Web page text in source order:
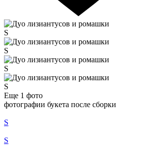
S
S
S
S
Еще 1 фото
фотографии букета после сборки
S
S